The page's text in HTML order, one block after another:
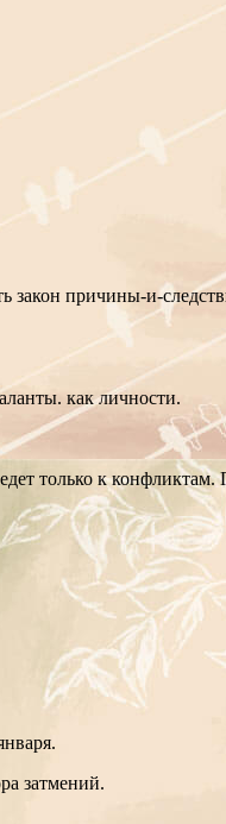
закон причины-и-
как личности.
только к
затмений.